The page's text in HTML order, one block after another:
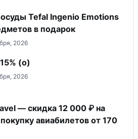
Tefal Ingenio Emotions
в подарок
2026
(о)
2026
— скидка 12 000 ₽ на
авиабилетов от 170